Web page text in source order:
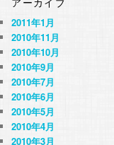
2011年1月
2010年11月
2010年10月
2010年9月
2010年7月
2010年6月
2010年5月
2010年4月
2010年3月